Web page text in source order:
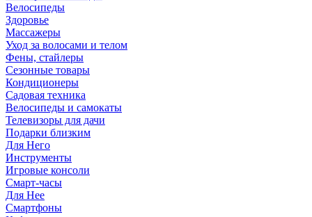
Велосипеды
Здоровье
Массажеры
Уход за волосами и телом
Фены, стайлеры
Сезонные товары
Кондиционеры
Садовая техника
Велосипеды и самокаты
Телевизоры для дачи
Подарки близким
Для Него
Инструменты
Игровые консоли
Смарт-часы
Для Нее
Смартфоны